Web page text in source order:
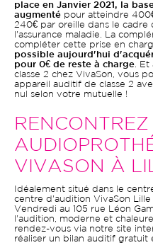
place en Janvier 2021, la
augmenté pour atteindre
240€ par oreille dans le
l'assurance maladie. La
compléter cette prise en
possible aujourd'hui
pour 0€ de reste à charge .
classe 2 chez VivaSon, vous
appareil auditif de classe 2
nul selon votre mutuelle !
VIVASON À
Idéalement situé dans le
centre d'audition VivaSon
Vendredi au 105 rue Léon
l'audition, moderne et
rendez-vous via notre site
réaliser un bilan auditif gratuit